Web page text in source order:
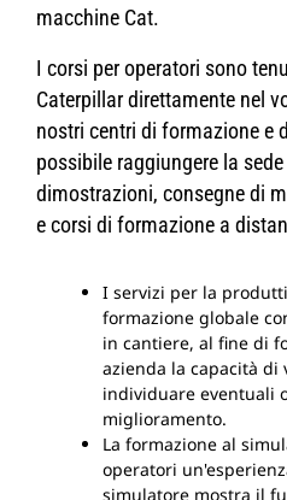
macchine Cat.
I corsi per operatori sono
Caterpillar direttamente nel
nostri centri di formazione e
possibile raggiungere la
dimostrazioni, consegne di
e corsi di formazione a
I servizi per la
formazione globale
in cantiere, al fine di
azienda la capacità di
individuare eventuali
miglioramento.
La formazione al
operatori
simulatore mostra il